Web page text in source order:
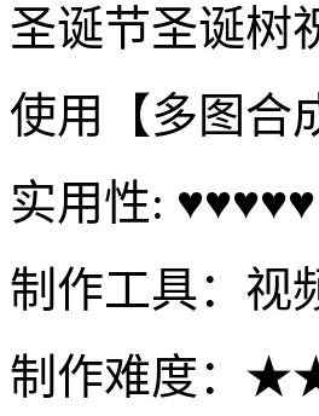
圣诞节圣诞树
使用【多图合
实用性: ♥♥♥♥♥
制作工具：视
制作难度：